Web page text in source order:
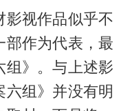
影视作品似乎不
部作为代表，最
组》。与上述影
组》并没有明